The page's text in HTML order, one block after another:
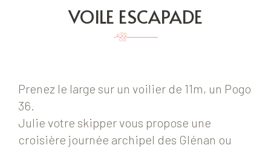
VOILE ESCAPADE
Prenez le large sur un voilier de 11m, un Pogo
36.
Julie votre skipper vous propose une
croisière journée archipel des Glénan ou